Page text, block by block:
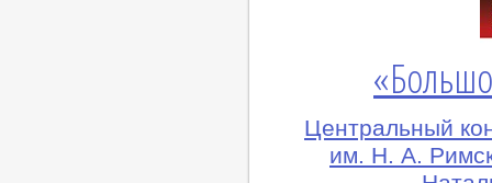
Центральный
им. Н. А.